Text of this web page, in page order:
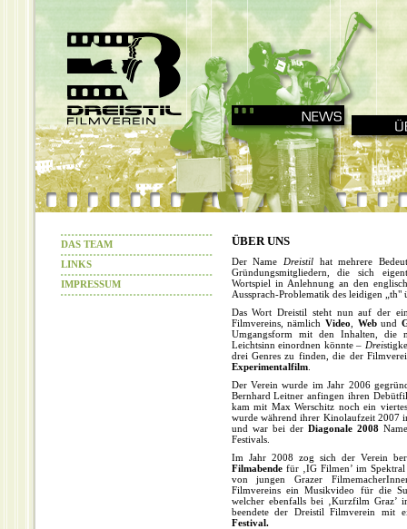
DAS TEAM
LINKS
IMPRESSUM
ÜBER UNS
Der Name Dreistilhat mehrere
Gründungsmitgliedern, die sich
Wortspiel in Anlehnung an den
Aussprach-Problematik des leidigen „th"
Das Wort Dreistil steht nun auf der
Filmvereins, nämlich Video Webund
Umgangsform mit den Inhalten, die
Leichtsinn einordnen könnte – Drei
drei Genres zu finden, die der
Experimentalfilm.
Der Verein wurde im Jahr 2006
Bernhard Leitner anfingen ihren
kam mit Max Werschitz noch ein
wurde während ihrer Kinolaufzeit 2007
und war bei der Diagonale 2008
Festivals.
Im Jahr 2008 zog sich der Verein
Filmabende für ‚IG Filmen’ im
von jungen Grazer
Filmvereins ein Musikvideo für die
welcher ebenfalls bei ‚Kurzfilm
beendete der Dreistil Filmverein mit
Festival.